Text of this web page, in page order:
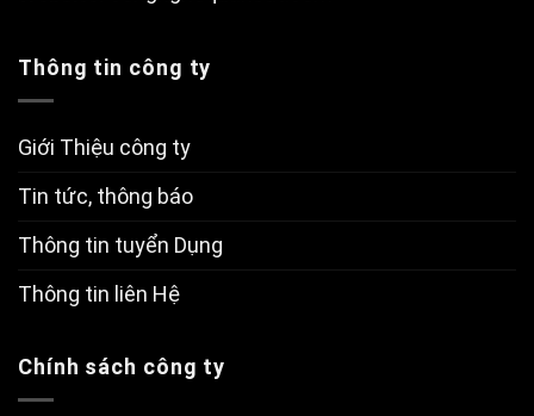
Thông tin công ty
Giới Thiệu công ty
Tin tức, thông báo
Thông tin tuyển Dụng
Thông tin liên Hệ
Chính sách công ty